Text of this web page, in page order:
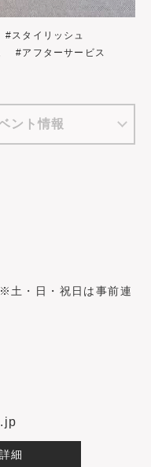
スタイリッシュ
アフターサービス
ント情報
・日・祝日は事前連
細